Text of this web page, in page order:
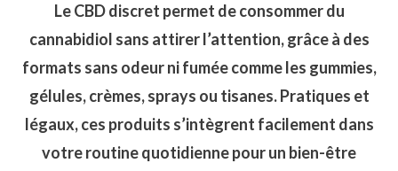
Le CBD discret permet de consommer du
cannabidiol sans attirer l’attention, grâce à des
formats sans odeur ni fumée comme les gummies,
gélules, crèmes, sprays ou tisanes. Pratiques et
légaux, ces produits s’intègrent facilement dans
votre routine quotidienne pour un bien-être